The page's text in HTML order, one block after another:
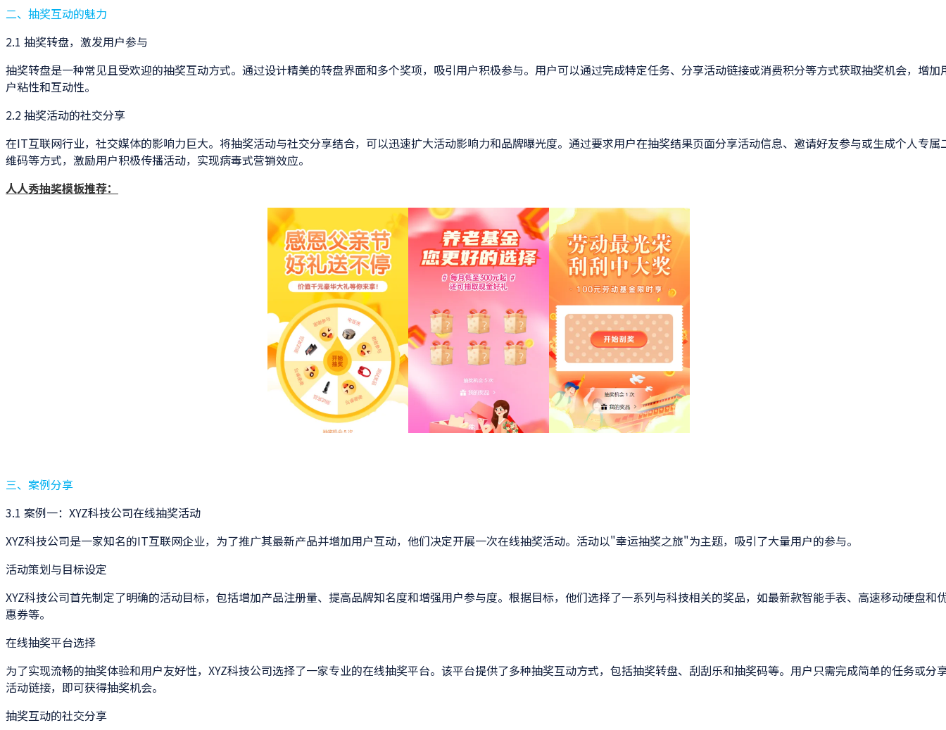
二、抽奖互动的魅力
2.1 抽奖转盘，激发用户参与
抽奖转盘是一种常见且受欢迎的抽奖互动方式。通过设计精美的转盘界面和多个奖项，吸引用户积极参与。用户可以通过完成特定任务、分享活动链接或消费积分等方式获取抽奖机会，增加
户粘性和互动性。
2.2 抽奖活动的社交分享
在IT互联网行业，社交媒体的影响力巨大。将抽奖活动与社交分享结合，可以迅速扩大活动影响力和品牌曝光度。通过要求用户在抽奖结果页面分享活动信息、邀请好友参与或生成个人专属
维码等方式，激励用户积极传播活动，实现病毒式营销效应。
人人秀抽奖模板推荐：
三、案例分享
3.1 案例一：XYZ科技公司在线抽奖活动
XYZ科技公司是一家知名的IT互联网企业，为了推广其最新产品并增加用户互动，他们决定开展一次在线抽奖活动。活动以"幸运抽奖之旅"为主题，吸引了大量用户的参与。
活动策划与目标设定
XYZ科技公司首先制定了明确的活动目标，包括增加产品注册量、提高品牌知名度和增强用户参与度。根据目标，他们选择了一系列与科技相关的奖品，如最新款智能手表、高速移动硬盘和
惠券等。
在线抽奖平台选择
为了实现流畅的抽奖体验和用户友好性，XYZ科技公司选择了一家专业的在线抽奖平台。该平台提供了多种抽奖互动方式，包括抽奖转盘、刮刮乐和抽奖码等。用户只需完成简单的任务或分
活动链接，即可获得抽奖机会。
抽奖互动的社交分享